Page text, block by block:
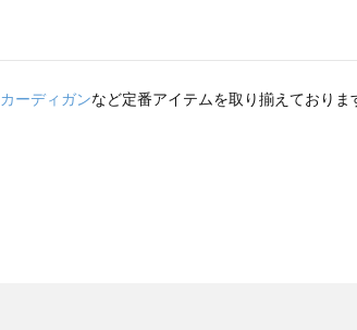
カーディガンなど定番アイテムを取り揃えておりま